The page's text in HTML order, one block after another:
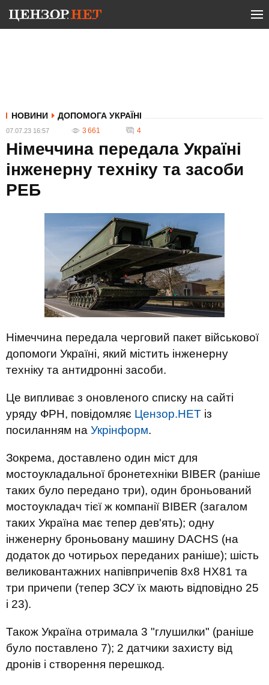
НОВИНИ ДОПОМОГА УКРАЇНІ
07.07.23 16:57 3 661 4
Німеччина передала Україні
інженерну техніку та засоби
РЕБ
Німеччина передала черговий пакет військової
допомоги Україні, який містить інженерну
техніку та антидронні засоби.
Це випливає з оновленого списку на сайті
уряду ФРН, повідомляє Цензор.НЕТ із
посиланням на Укрінформ.
Зокрема, доставлено один міст для
мостоукладальної бронетехніки BIBER (раніше
таких було передано три), один броньований
мостоукладач тієї ж компанії BIBER (загалом
таких Україна має тепер дев'ять); одну
інженерну броньовану машину DACHS (на
додаток до чотирьох переданих раніше); шість
великовантажних напівпричепів 8x8 HX81 та
три причепи (тепер ЗСУ їх мають відповідно 25
і 23).
Також Україна отримала 3 "глушилки" (раніше
було поставлено 7); 2 датчики захисту від
дронів і створення перешкод.